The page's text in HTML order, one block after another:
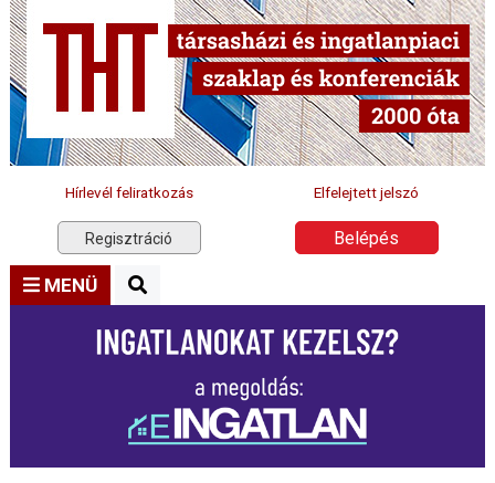
Hírlevél feliratkozás Elfelejtett jelszó
Regisztráció Belépés
MENÜ